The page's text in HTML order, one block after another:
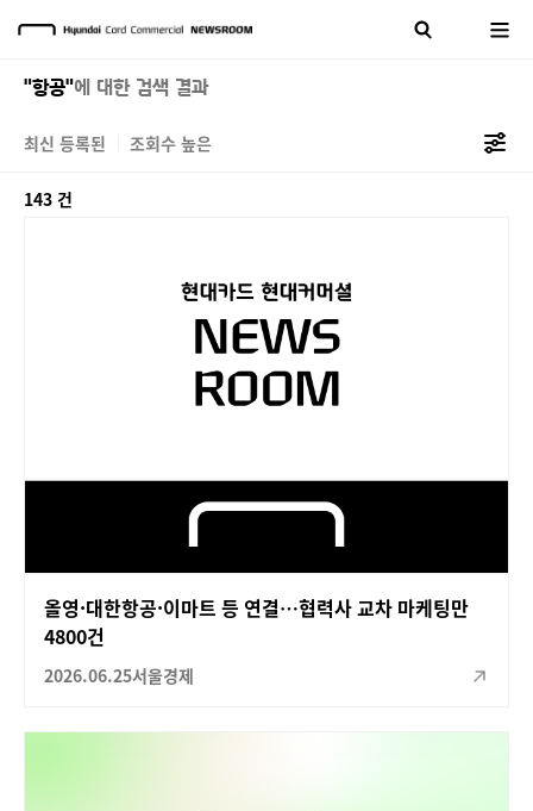
"항공"에 대한 검색 결과
최신 등록된 조회수 높은
143 건
올영·대한항공·이마트 등 연결…협력사 교차 마케팅만
4800건
2026.06.25서울경제